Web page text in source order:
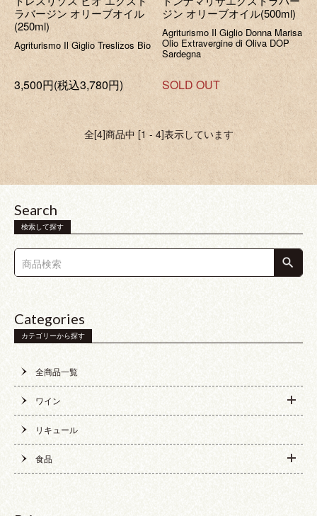
ラバージン オリーブオイル
(250ml)
Agriturismo Il Giglio Treslizos Bio
3,500円(税込3,780円)
ジン オリーブオイル(500ml)
Agriturismo Il Giglio Donna Marisa
Olio Extravergine di Oliva DOP
Sardegna
SOLD OUT
全[4]商品中 [1 - 4]表示しています
Search
検索して探す
Categories
カテゴリーから探す
全商品一覧
ワイン
リキュール
食品